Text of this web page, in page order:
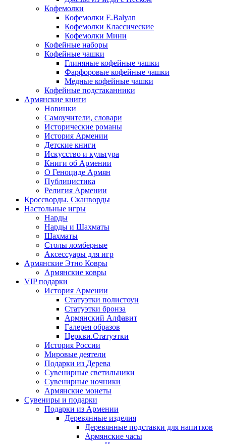
Кофемолки
Кофемолки E.Balyan
Кофемолки Классические
Кофемолки Мини
Кофейные наборы
Кофейные чашки
Глиняные кофейные чашки
Фарфоровые кофейные чашки
Медные кофейные чашки
Кофейные подстаканники
Армянские книги
Новинки
Самоучители, словари
Исторические романы
История Армении
Детские книги
Иcкусство и культура
Книги об Армении
О Геноциде Армян
Публицистика
Религия Армении
Кроссворды. Сканворды
Настольные игры
Нарды
Нарды и Шахматы
Шахматы
Столы ломберные
Аксессуары для игр
Армянские Этно Ковры
Армянские ковры
VIP подарки
История Армении
Статуэтки полистоун
Статуэтки бронза
Армянский Алфавит
Галерея образов
Церкви.Статуэтки
История России
Мировые деятели
Подарки из Дерева
Сувенирные светильники
Сувенирные ночники
Армянские монеты
Сувениры и подарки
Подарки из Армении
Деревянные изделия
Деревянные подставки для напитков
Армянские часы